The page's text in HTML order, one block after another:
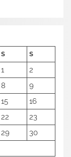
S S
1
2
8
9
15
16
22
23
29
30